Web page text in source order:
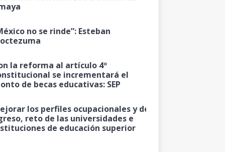
no se rinde”: Esteban
la reforma al artículo 4º
se incrementará el
de becas educativas: SEP
los perfiles ocupacionales y de
reto de las universidades e
de educación superior